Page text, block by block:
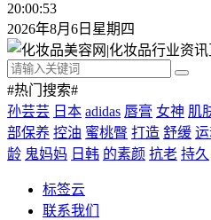
20:00:54
2026年8月6日星期四
#热门搜索#
孙芸芸 日本 adidas 唇膏 女神 肌
部保养 控油 蜜桃臀 打造 舒缓
龄 鬼妈妈 日韩 的素颜 抗老 持久
标签云
联系我们